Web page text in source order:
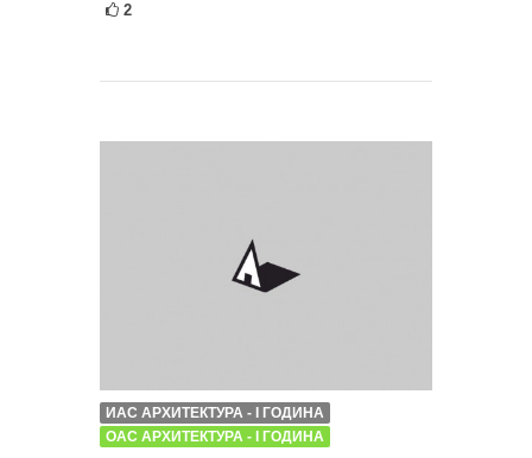
2
ИАС АРХИТЕКТУРА - I ГОДИНА
ОАС АРХИТЕКТУРА - I ГОДИНА